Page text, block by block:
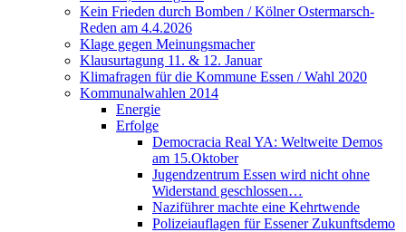
Kein Frieden durch Bomben / Kölner Ostermarsch-
Reden am 4.4.2026
Klage gegen Meinungsmacher
Klausurtagung 11. & 12. Januar
Klimafragen für die Kommune Essen / Wahl 2020
Kommunalwahlen 2014
Energie
Erfolge
Democracia Real YA: Weltweite Demos
am 15.Oktober
Jugendzentrum Essen wird nicht ohne
Widerstand geschlossen…
Naziführer machte eine Kehrtwende
Polizeiauflagen für Essener Zukunftsdemo